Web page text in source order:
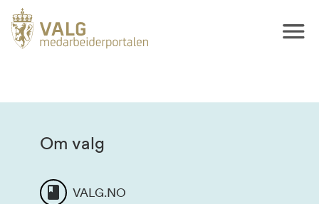
Om valg
VALG.NO